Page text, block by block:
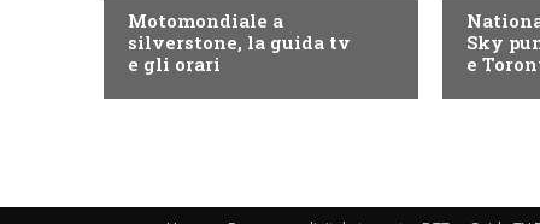
Motomondiale a
silverstone, la guida tv
e gli orari
Sky
e